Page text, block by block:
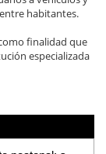
habitantes.
finalidad que
especializada